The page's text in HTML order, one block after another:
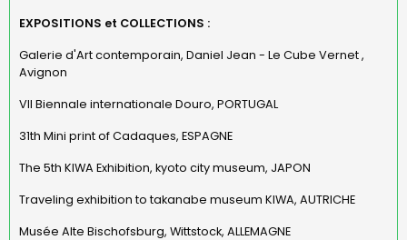
EXPOSITIONS et COLLECTIONS :
Galerie d'Art contemporain, Daniel Jean - Le Cube Vernet,
Avignon
VII Biennale internationale Douro, PORTUGAL
31th Mini print of Cadaques, ESPAGNE
The 5th KIWA Exhibition, kyoto city museum, JAPON
Traveling exhibition to takanabe museum KIWA, AUTRICHE
Musée Alte Bischofsburg, Wittstock, ALLEMAGNE